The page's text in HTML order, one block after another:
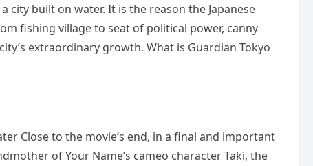
city built on water. It is the reason the Japanese
fishing village to seat of political power, canny
extraordinary growth. What is Guardian Tokyo
Close to the movie’s end, in a final and important
of Your Name’s cameo character Taki, the